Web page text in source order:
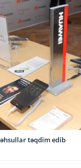
Bakıda yeni məhsullar təqdim edib